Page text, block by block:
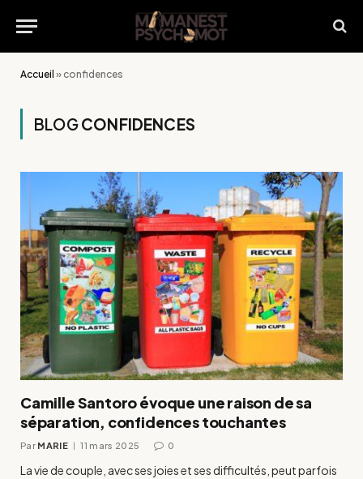
Accueil » confidences
BLOGCONFIDENCES
Camille Santoro évoque une raison de sa
séparation, confidences touchantes
Par MARIE 11 mars 2025 0
La vie de couple, avec ses joies et ses difficultés, peut parfois